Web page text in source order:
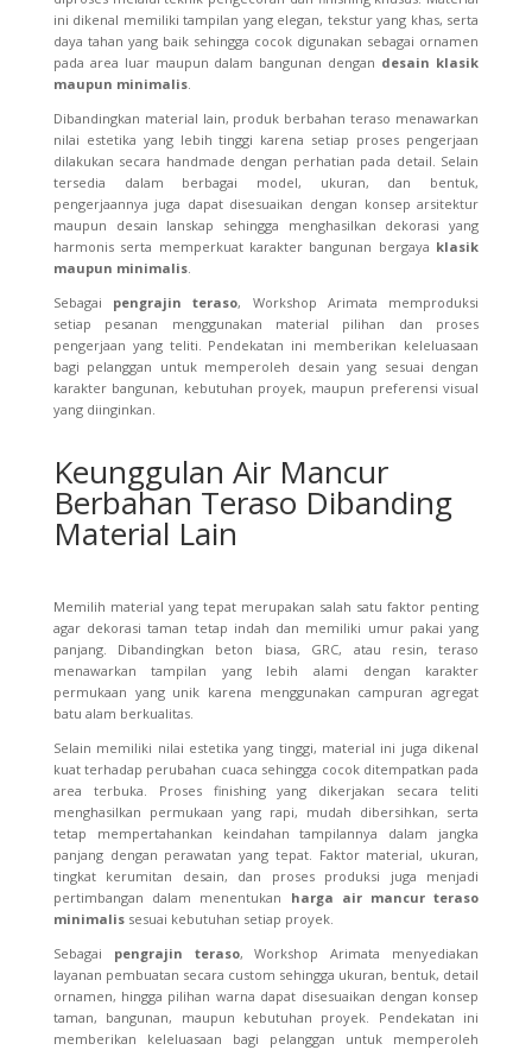
ini dikenal memiliki tampilan yang elegan, tekstur yang khas, serta
daya tahan yang baik sehingga cocok digunakan sebagai ornamen
pada area luar maupun dalam bangunan dengan desain klasik
maupun minimalis.
Dibandingkan material lain, produk berbahan teraso menawarkan
nilai estetika yang lebih tinggi karena setiap proses pengerjaan
dilakukan secara handmade dengan perhatian pada detail. Selain
tersedia dalam berbagai model, ukuran, dan bentuk,
pengerjaannya juga dapat disesuaikan dengan konsep arsitektur
maupun desain lanskap sehingga menghasilkan dekorasi yang
harmonis serta memperkuat karakter bangunan bergaya klasik
maupun minimalis.
Sebagai pengrajin teraso, Workshop Arimata memproduksi
setiap pesanan menggunakan material pilihan dan proses
pengerjaan yang teliti. Pendekatan ini memberikan keleluasaan
bagi pelanggan untuk memperoleh desain yang sesuai dengan
karakter bangunan, kebutuhan proyek, maupun preferensi visual
yang diinginkan.
Keunggulan Air Mancur
Berbahan Teraso Dibanding
Material Lain
Memilih material yang tepat merupakan salah satu faktor penting
agar dekorasi taman tetap indah dan memiliki umur pakai yang
panjang. Dibandingkan beton biasa, GRC, atau resin, teraso
menawarkan tampilan yang lebih alami dengan karakter
permukaan yang unik karena menggunakan campuran agregat
batu alam berkualitas.
Selain memiliki nilai estetika yang tinggi, material ini juga dikenal
kuat terhadap perubahan cuaca sehingga cocok ditempatkan pada
area terbuka. Proses finishing yang dikerjakan secara teliti
menghasilkan permukaan yang rapi, mudah dibersihkan, serta
tetap mempertahankan keindahan tampilannya dalam jangka
panjang dengan perawatan yang tepat. Faktor material, ukuran,
tingkat kerumitan desain, dan proses produksi juga menjadi
pertimbangan dalam menentukan harga air mancur teraso
minimalissesuai kebutuhan setiap proyek.
Sebagai pengrajin teraso, Workshop Arimata menyediakan
layanan pembuatan secara custom sehingga ukuran, bentuk, detail
ornamen, hingga pilihan warna dapat disesuaikan dengan konsep
taman, bangunan, maupun kebutuhan proyek. Pendekatan ini
memberikan keleluasaan bagi pelanggan untuk memperoleh